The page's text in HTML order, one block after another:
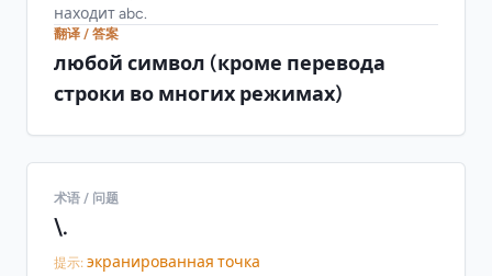
находит abc.
翻译 / 答案
любой символ (кроме перевода
строки во многих режимах)
术语 / 问题
\.
提示: экранированная точка